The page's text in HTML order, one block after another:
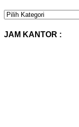
KATEGORI
JAM KANTOR :